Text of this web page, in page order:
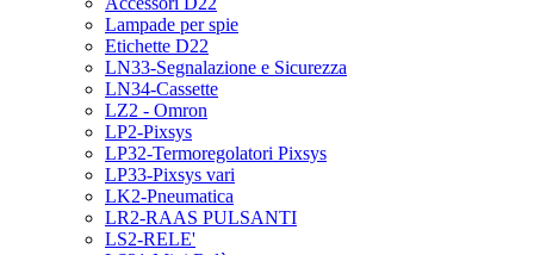
Lampade per spie
Etichette D22
LN33-Segnalazione e Sicurezza
LN34-Cassette
LZ2 - Omron
LP2-Pixsys
LP32-Termoregolatori Pixsys
LP33-Pixsys vari
LK2-Pneumatica
LR2-RAAS PULSANTI
LS2-RELE'